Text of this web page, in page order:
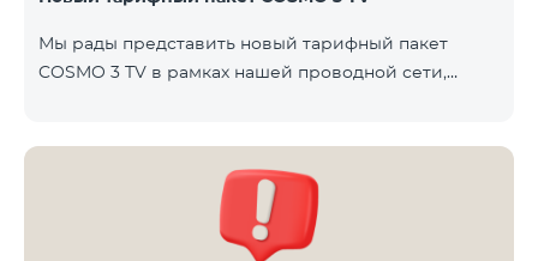
ТВ-приставки — доступ осуществляется через
приложение TeamTV Smart. Стоимость
Мы рады представить новый тарифный пакет
COSMO 3 TV в рамках нашей проводной сети,
городах Варденис и Гавар до 15 ноября 2025 года
включительно. В пакет COSMO 3 TV входит:
Интернет: скорость до 50 Мбит/с Телевидение: до